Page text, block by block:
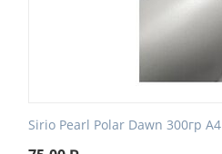
Sirio Pearl Polar Dawn 300гр А4